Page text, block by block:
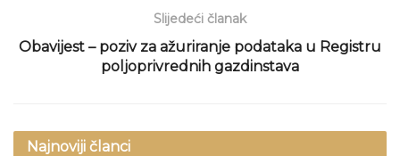
Slijedeći članak
Obavijest – poziv za ažuriranje podataka u Registru
poljoprivrednih gazdinstava
Najnoviji članci